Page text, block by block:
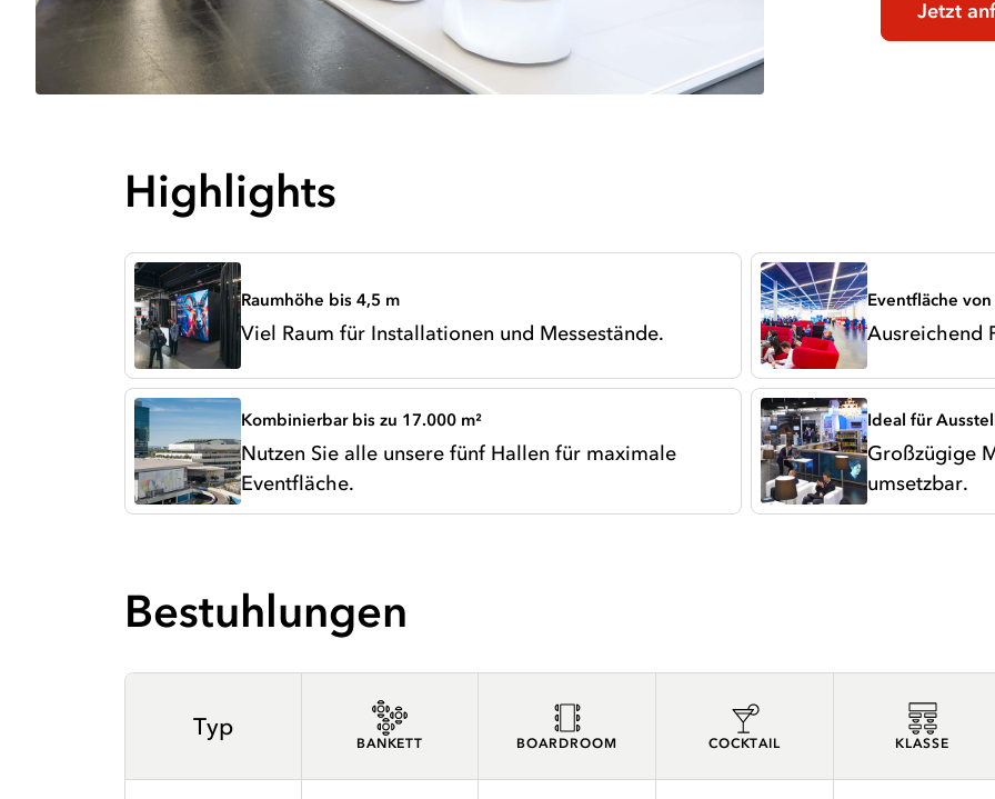
Jetzt
Highlights
Raumhöhe bis 4,5 m
Viel Raum für Installationen und Messestände.
Eventfläche von
Ausreichend
Kombinierbar bis zu 17.000 m²
Nutzen Sie alle unsere fünf Hallen für maximale
Eventfläche.
Ideal für
Großzügige
umsetzbar.
Bestuhlungen
Typ
BANKETT BOARDROOM COCKTAIL KLASSE